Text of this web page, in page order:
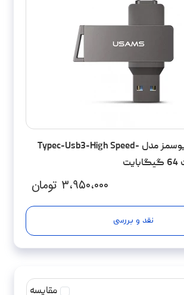
فلش مموری یوسمز مدل Typec-Usb3-High Speed-
۳،۹۵۰،۰۰۰ تومان
نقد و بررسی
مقایسه